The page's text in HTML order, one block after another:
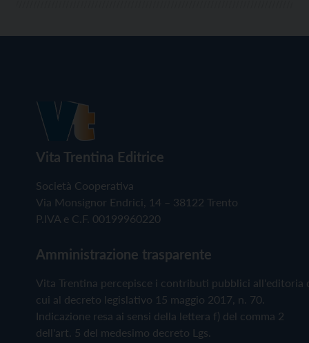
Vita Trentina Editrice
Società Cooperativa
Via Monsignor Endrici, 14 – 38122 Trento
P.IVA e C.F. 00199960220
Amministrazione trasparente
Vita Trentina percepisce i contributi pubblici all'editoria
cui al decreto legislativo 15 maggio 2017, n. 70.
Indicazione resa ai sensi della lettera f) del comma 2
dell'art. 5 del medesimo decreto Lgs.